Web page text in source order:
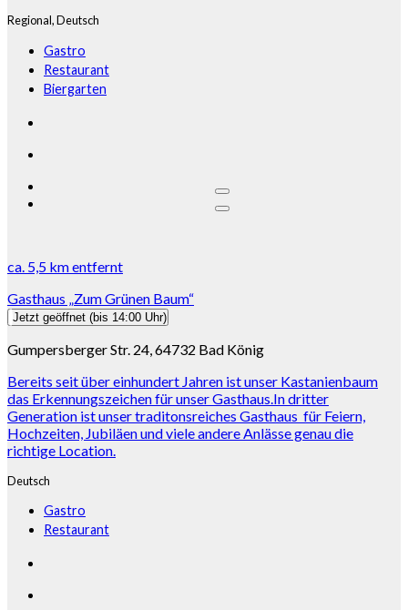
Regional,Deutsch
Gastro
Restaurant
Biergarten
ca. 5,5 kmentfernt
Gasthaus „Zum Grünen Baum“
Jetzt geöffnet (bis 14:00 Uhr)
Gumpersberger Str. 24, 64732 Bad König
Bereits seit über einhundert Jahren ist unser Kastanienbaum
das Erkennungszeichen für unser Gasthaus.In dritter
Generation ist unser traditonsreiches Gasthaus für Feiern,
Hochzeiten, Jubiläen und viele andere Anlässe genau die
richtige Location.
Deutsch
Gastro
Restaurant